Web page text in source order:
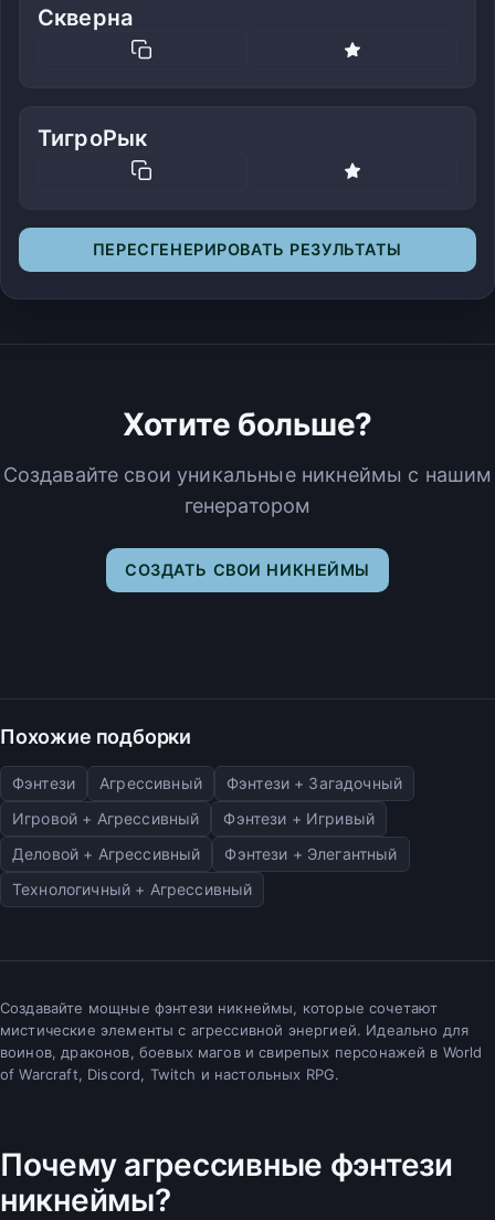
Скверна
ТигроРык
ПЕРЕСГЕНЕРИРОВАТЬ РЕЗУЛЬТАТЫ
Хотите больше?
Создавайте свои уникальные никнеймы с нашим
генератором
СОЗДАТЬ СВОИ НИКНЕЙМЫ
Похожие подборки
Фэнтези Агрессивный
Фэнтези + Загадочный
Игровой + Агрессивный
Фэнтези + Игривый
Деловой + Агрессивный
Фэнтези + Элегантный
Технологичный + Агрессивный
Создавайте мощные фэнтези никнеймы, которые сочетают
мистические элементы с агрессивной энергией. Идеально для
воинов, драконов, боевых магов и свирепых персонажей в World
of Warcraft, Discord, Twitch и настольных RPG.
Почему агрессивные фэнтези
никнеймы?